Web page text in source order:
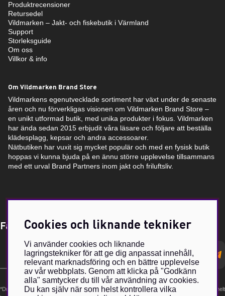
Produktrecensioner
Retursedel
Vildmarken – Jakt- och fiskebutik i Värmland
Support
Storleksguide
Om oss
Villkor & info
Om Vildmarken Brand Store
Vildmarkens egenutvecklade sortiment har växt under de senaste
åren och nu förverkligas visionen om Vildmarken Brand Store –
en unikt utformad butik, med unika produkter i fokus. Vildmarken
har ända sedan 2015 erbjudit våra läsare och följare att beställa
klädesplagg, kepsar och andra accessoarer.
Nätbutiken har vuxit sig mycket populär och med en fysisk butik
hoppas vi kunna bjuda på en ännu större upplevelse tillsammans
med ett urval Brand Partners inom jakt och friluftsliv.
Få Magasin Vildmarken direkt till din e-post!*
postadress
*Du kan även få erbjudanden och nyheter från samarbetspartners. Din prenumeration är helt
Cookies och liknande tekniker
Vi använder cookies och liknande
lagringstekniker för att ge dig anpassat innehåll,
relevant marknadsföring och en bättre upplevelse
av vår webbplats. Genom att klicka på "Godkänn
alla" samtycker du till vår användning av cookies.
Du kan själv när som helst kontrollera vilka